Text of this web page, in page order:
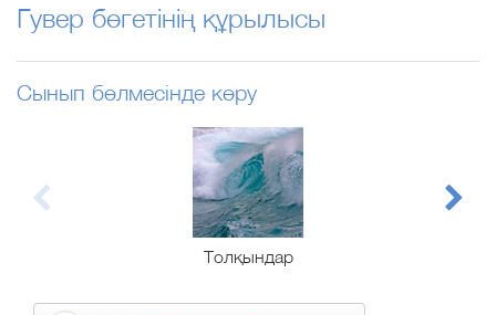
Гувер бөгетінің құрылысы
Сынып бөлмесінде көру
Толқындар